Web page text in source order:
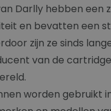
Darlly hebben een
en bevatten een
zijn ze sinds
van de
worden gebruikt